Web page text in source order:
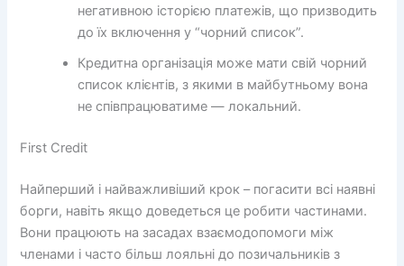
негативною історією платежів, що призводить
до їх включення у “чорний список”.
Кредитна організація може мати свій чорний
список клієнтів, з якими в майбутньому вона
не співпрацюватиме — локальний.
First Credit
Найперший і найважливіший крок – погасити всі наявні
борги, навіть якщо доведеться це робити частинами.
Вони працюють на засадах взаємодопомоги між
членами і часто більш лояльні до позичальників з